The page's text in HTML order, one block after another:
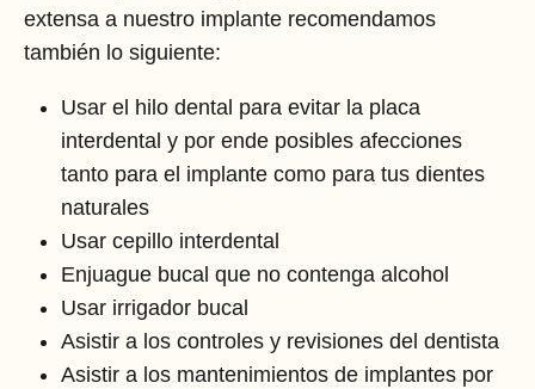
extensa a nuestro implante recomendamos
también lo siguiente:
Usar el hilo dental para evitar la placa
interdental y por ende posibles afecciones
tanto para el implante como para tus dientes
naturales
Usar cepillo interdental
Enjuague bucal que no contenga alcohol
Usar irrigador bucal
Asistir a los controles y revisiones del dentista
Asistir a los mantenimientos de implantes por